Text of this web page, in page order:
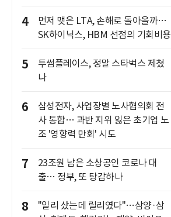
4
먼저 맺은 LTA, 손해로 돌아올까…
SK하이닉스, HBM 선점의 기회비용
5
투썸플레이스, 정말 스타벅스 제쳤
나
6
삼성전자, 사업장별 노사협의회 전
사 통합… 과반 지위 잃은 초기업 노
조 '영향력 만회' 시도
7
23조원 남은 소상공인 코로나 대
출… 정부, 또 탕감하나
8
"일리 샀는데 릴리였다"…삼양·삼